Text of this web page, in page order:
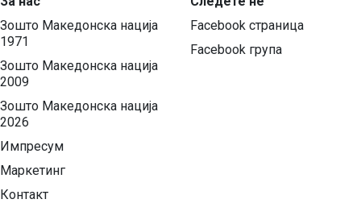
Зошто Македонска нација
1971
Зошто Македонска нација
2009
Зошто Македонска нација
2026
Импресум
Маркетинг
Контакт
Facebook страница
Facebook група